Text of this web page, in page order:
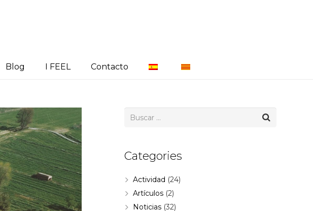
Blog I FEEL Contacto
Categories
Actividad (24)
Artículos(2)
Noticias(32)